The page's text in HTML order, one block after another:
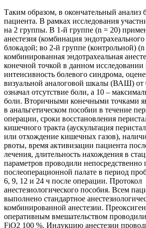
Таким образом, в окончательный
пациента. В рамках исследования
на 2 группы. В 1-й группе (n = 20)
анестезия (комбинация
блокадой; во 2-й группе (контрольной)
комбинированная эндотрахеальная
конечной точкой в данном исследовании
интенсивность болевого синдрома,
визуальной аналоговой шкалы (ВАШ) от
означал отсутствие боли, а 10 –
боли. Вторичными конечными точками
в анальгетическом пособии в течение
операции, сроки восстановления
кишечного тракта (аускультация
или отхождение кишечных газов),
рвоты, время активизации пациента
лечения, длительность нахождения в
параметров проводили непосредственно
послеоперационной палате в период
6, 9, 12 и 24 ч после операции. Протокол
анестезиологического пособия. Всем
выполнено стандартное
комбинированной анестезии.
оперативным вмешательством
FiO2 100 %. Индукцию анестезии